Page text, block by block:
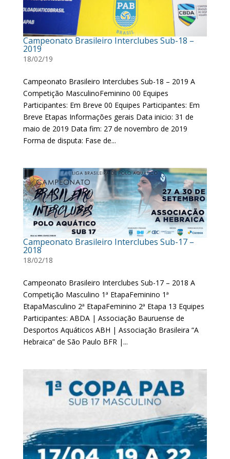
Campeonato Brasileiro Interclubes Sub-18 –
2019
18/02/19
Campeonato Brasileiro Interclubes Sub-18 – 2019 A
Competição MasculinoFeminino 00 Equipes
Participantes: Em Breve 00 Equipes Participantes: Em
Breve Etapas Informações gerais Data inicio: 31 de
maio de 2019 Data fim: 27 de novembro de 2019
Forma de disputa: Fase de...
Campeonato Brasileiro Interclubes Sub-17 –
2018
18/02/18
Campeonato Brasileiro Interclubes Sub-17 – 2018 A
Competição Masculino 1ª EtapaFeminino 1ª
EtapaMasculino 2ª EtapaFeminino 2ª Etapa 13 Equipes
Participantes: ABDA | Associação Bauruense de
Desportos Aquáticos ABH | Associação Brasileira “A
Hebraica” de São Paulo BFR |...